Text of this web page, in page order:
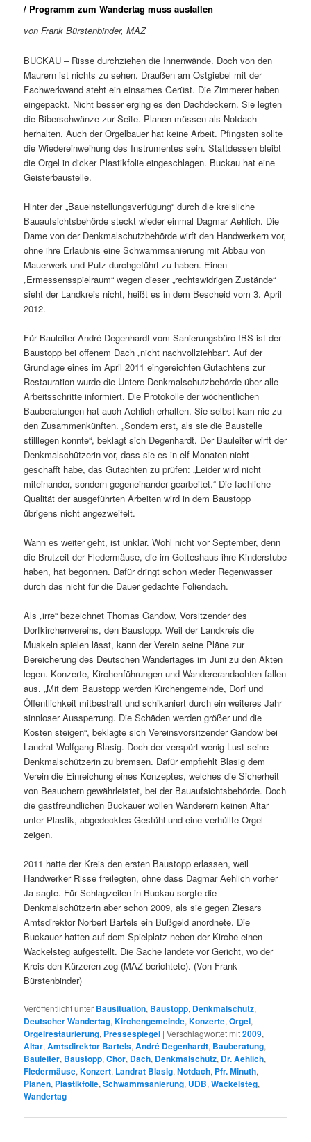
/ Programm zum Wandertag muss ausfallen
von Frank Bürstenbinder, MAZ
BUCKAU – Risse durchziehen die Innenwände. Doch von den
Maurern ist nichts zu sehen. Draußen am Ostgiebel mit der
Fachwerkwand steht ein einsames Gerüst. Die Zimmerer haben
eingepackt. Nicht besser erging es den Dachdeckern. Sie legten
die Biberschwänze zur Seite. Planen müssen als Notdach
herhalten. Auch der Orgelbauer hat keine Arbeit. Pfingsten sollte
die Wiedereinweihung des Instrumentes sein. Stattdessen bleibt
die Orgel in dicker Plastikfolie eingeschlagen. Buckau hat eine
Geisterbaustelle.
Hinter der „Baueinstellungsverfügung“ durch die kreisliche
Bauaufsichtsbehörde steckt wieder einmal Dagmar Aehlich. Die
Dame von der Denkmalschutzbehörde wirft den Handwerkern vor,
ohne ihre Erlaubnis eine Schwammsanierung mit Abbau von
Mauerwerk und Putz durchgeführt zu haben. Einen
„Ermessensspielraum“ wegen dieser „rechtswidrigen Zustände“
sieht der Landkreis nicht, heißt es in dem Bescheid vom 3. April
2012.
Für Bauleiter André Degenhardt vom Sanierungsbüro IBS ist der
Baustopp bei offenem Dach „nicht nachvollziehbar“. Auf der
Grundlage eines im April 2011 eingereichten Gutachtens zur
Restauration wurde die Untere Denkmalschutzbehörde über alle
Arbeitsschritte informiert. Die Protokolle der wöchentlichen
Bauberatungen hat auch Aehlich erhalten. Sie selbst kam nie zu
den Zusammenkünften. „Sondern erst, als sie die Baustelle
stilllegen konnte“, beklagt sich Degenhardt. Der Bauleiter wirft der
Denkmalschützerin vor, dass sie es in elf Monaten nicht
geschafft habe, das Gutachten zu prüfen: „Leider wird nicht
miteinander, sondern gegeneinander gearbeitet.“ Die fachliche
Qualität der ausgeführten Arbeiten wird in dem Baustopp
übrigens nicht angezweifelt.
Wann es weiter geht, ist unklar. Wohl nicht vor September, denn
die Brutzeit der Fledermäuse, die im Gotteshaus ihre Kinderstube
haben, hat begonnen. Dafür dringt schon wieder Regenwasser
durch das nicht für die Dauer gedachte Foliendach.
Als „irre“ bezeichnet Thomas Gandow, Vorsitzender des
Dorfkirchenvereins, den Baustopp. Weil der Landkreis die
Muskeln spielen lässt, kann der Verein seine Pläne zur
Bereicherung des Deutschen Wandertages im Juni zu den Akten
legen. Konzerte, Kirchenführungen und Wandererandachten fallen
aus. „Mit dem Baustopp werden Kirchengemeinde, Dorf und
Öffentlichkeit mitbestraft und schikaniert durch ein weiteres Jahr
sinnloser Aussperrung. Die Schäden werden größer und die
Kosten steigen“, beklagte sich Vereinsvorsitzender Gandow bei
Landrat Wolfgang Blasig. Doch der verspürt wenig Lust seine
Denkmalschützerin zu bremsen. Dafür empfiehlt Blasig dem
Verein die Einreichung eines Konzeptes, welches die Sicherheit
von Besuchern gewährleistet, bei der Bauaufsichtsbehörde. Doch
die gastfreundlichen Buckauer wollen Wanderern keinen Altar
unter Plastik, abgedecktes Gestühl und eine verhüllte Orgel
zeigen.
2011 hatte der Kreis den ersten Baustopp erlassen, weil
Handwerker Risse freilegten, ohne dass Dagmar Aehlich vorher
Ja sagte. Für Schlagzeilen in Buckau sorgte die
Denkmalschützerin aber schon 2009, als sie gegen Ziesars
Amtsdirektor Norbert Bartels ein Bußgeld anordnete. Die
Buckauer hatten auf dem Spielplatz neben der Kirche einen
Wackelsteg aufgestellt. Die Sache landete vor Gericht, wo der
Kreis den Kürzeren zog (MAZ berichtete). (Von Frank
Bürstenbinder)
Veröffentlicht unter Bausituation, Baustopp, Denkmalschutz,
Deutscher Wandertag,Kirchengemeinde,Konzerte,Orgel,
Orgelrestaurierung, Pressespiegel |Verschlagwortet mit2009,
Altar,Amtsdirektor Bartels,André Degenhardt, Bauberatung,
Bauleiter, Baustopp,Chor, Dach, Denkmalschutz, Dr. Aehlich,
Fledermäuse,Konzert, Landrat Blasig,Notdach, Pfr. Minuth,
Planen, Plastikfolie,Schwammsanierung, UDB,Wackelsteg,
Wandertag